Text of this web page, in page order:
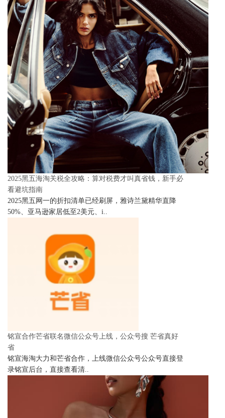
2025黑五海淘关税全攻略：算对税费才叫真省钱，新手必
看避坑指南
2025黑五网一的折扣清单已经刷屏，雅诗兰黛精华直降
50%、亚马逊家居低至2美元、i..
铭宣合作芒省联名微信公众号上线，公众号搜 芒省真好
省
铭宣海淘大力和芒省合作，上线微信公众号公众号直接登
录铭宣后台，直接查看清..